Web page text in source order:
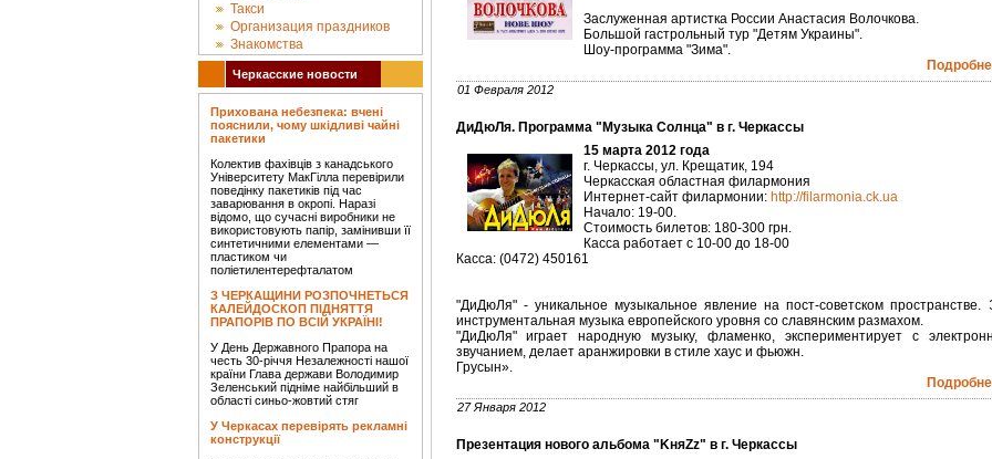
Такси
Организация праздников
Знакомства
Черкасские новости
Прихована небезпека: вчені
пояснили, чому шкідливі чайні
пакетики
Колектив фахівців з канадського
Університету МакГілла перевірили
поведінку пакетиків під час
заварювання в окропі. Наразі
відомо, що сучасні виробники не
використовують папір, замінивши її
синтетичними елементами —
пластиком чи
поліетилентерефталатом
З ЧЕРКАЩИНИ РОЗПОЧНЕТЬСЯ
КАЛЕЙДОСКОП ПІДНЯТТЯ
ПРАПОРІВ ПО ВСІЙ УКРАЇНІ!
У День Державного Прапора на
честь 30-річчя Незалежності нашої
країни Глава держави Володимир
Зеленський підніме найбільший в
області синьо-жовтий стяг
У Черкасах перевірять рекламні
конструкції
Заслуженная артистка России Анастасия Волочкова.
Большой гастрольный тур "Детям Украины".
Шоу-программа "Зима".
01 Февраля 2012
ДиДюЛя. Программа "Музыка Солнца" в г. Черкассы
15 марта 2012 года
г. Черкассы, ул. Крещатик, 194
Черкасская областная филармония
Интернет-сайт филармонии: http://filarmonia.ck.ua
Начало: 19-00.
Стоимость билетов: 180-300 грн.
Касса работает с 10-00 до 18-00
Касса: (0472) 450161
"ДиДюЛя" - уникальное музыкальное явление на пост-советском пространстве.
инструментальная музыка европейского уровня со славянским размахом.
"ДиДюЛя" играет народную музыку, фламенко, экспериментирует с
звучанием, делает аранжировки в стиле хаус и фьюжн.
Грусын».
27 Января 2012
Презентация нового альбома "KняZz" в г. Черкассы